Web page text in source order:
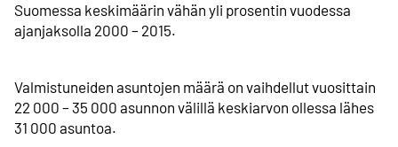
Suomessa keskimäärin vähän yli prosentin vuodessa
ajanjaksolla 2000 – 2015.
Valmistuneiden asuntojen määrä on vaihdellut vuosittain
22 000 – 35 000 asunnon välillä keskiarvon ollessa lähes
31 000 asuntoa.